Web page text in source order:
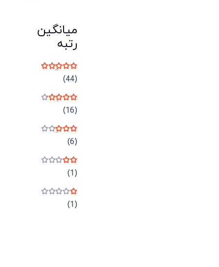
میانگین
رتبه
نمره
(44)
نمره(16)
نمره(6)
نمره(1)
نمره(1)